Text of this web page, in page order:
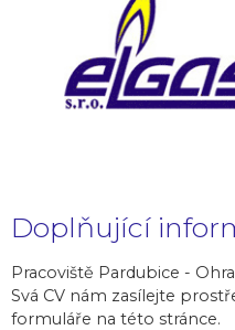
Doplňující
Pracoviště Pardubice -
Svá CV nám zasílejte
formuláře na této stránce.